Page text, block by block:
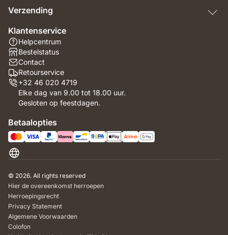
Verzending
Klantenservice
Helpcentrum
Bestelstatus
Contact
Retourservice
+32 46 020 4719
Elke dag van 9.00 tot 18.00 uur.
Gesloten op feestdagen.
Betaalopties
© 2026. All rights reserved
Hier de overeenkomst herroepen
Herroepingsrecht
Privacy Statement
Algemene Voorwaarden
Colofon